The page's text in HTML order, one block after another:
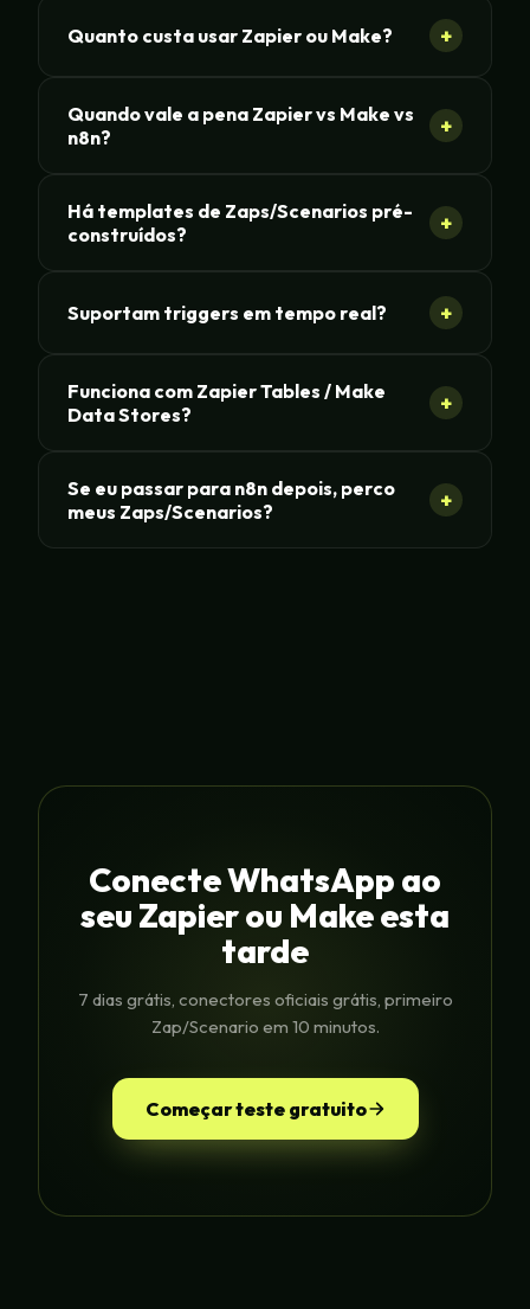
Quanto custa usar Zapier ou Make? +
Quando vale a pena Zapier vs Make vs
n8n?
+
Há templates de Zaps/Scenarios pré-
construídos?
+
Suportam triggers em tempo real? +
Funciona com Zapier Tables / Make
Data Stores?
+
Se eu passar para n8n depois, perco
meus Zaps/Scenarios?
+
Conecte WhatsApp ao
seu Zapier ou Make esta
tarde
7 dias grátis, conectores oficiais grátis, primeiro
Zap/Scenario em 10 minutos.
Começar teste gratuito